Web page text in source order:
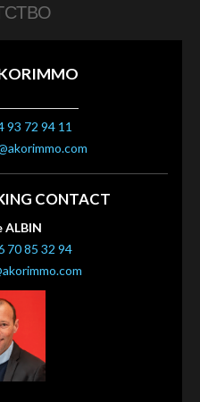
93 72 94 11
CONTACT
ALBIN
70 85 32 94